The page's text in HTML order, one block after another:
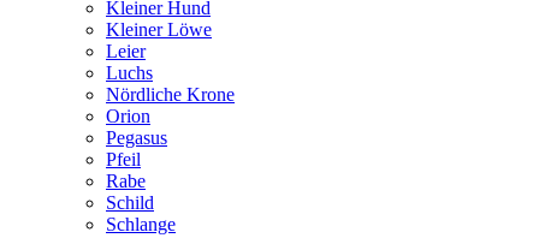
Kleiner Hund
Kleiner Löwe
Leier
Luchs
Nördliche Krone
Orion
Pegasus
Pfeil
Rabe
Schild
Schlange